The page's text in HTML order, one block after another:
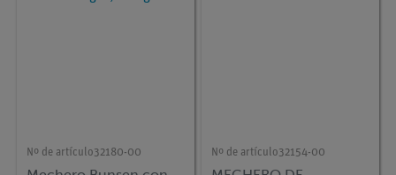
Nº de artículo32180-00 Nº de artículo32154-00